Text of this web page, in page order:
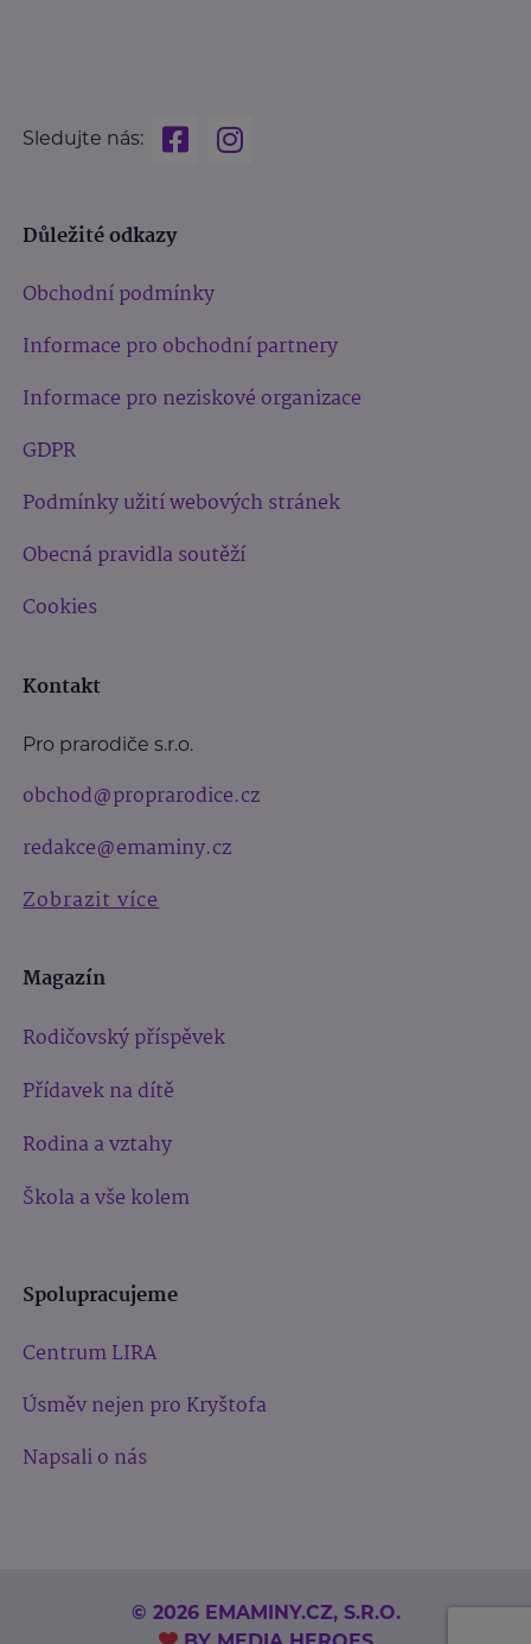
Sledujte nás:
Důležité odkazy
Obchodní podmínky
Informace pro obchodní partnery
Informace pro neziskové organizace
GDPR
Podmínky užití webových stránek
Obecná pravidla soutěží
Cookies
Kontakt
Pro prarodiče s.r.o.
obchod@proprarodice.cz
redakce@emaminy.cz
Zobrazit více
Magazín
Rodičovský příspěvek
Přídavek na dítě
Rodina a vztahy
Škola a vše kolem
Spolupracujeme
Centrum LIRA
Úsměv nejen pro Kryštofa
Napsali o nás
© 2026 EMAMINY.CZ, S.R.O.